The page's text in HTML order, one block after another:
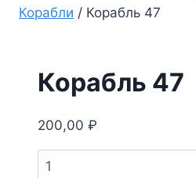
Корабли / Корабль 47
Корабль 47
200,00 ₽